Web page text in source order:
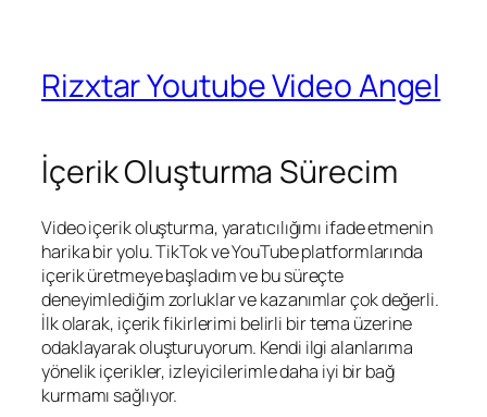
Rizxtar Youtube Video Angel
İçerik Oluşturma Sürecim
Video içerik oluşturma, yaratıcılığımı ifade etmenin
harika bir yolu. TikTok ve YouTube platformlarında
içerik üretmeye başladım ve bu süreçte
deneyimlediğim zorluklar ve kazanımlar çok değerli.
İlk olarak, içerik fikirlerimi belirli bir tema üzerine
odaklayarak oluşturuyorum. Kendi ilgi alanlarıma
yönelik içerikler, izleyicilerimle daha iyi bir bağ
kurmamı sağlıyor.